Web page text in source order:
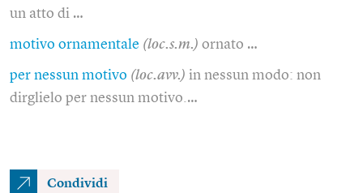
un atto di …
motivo ornamentale (loc.s.m.) ornato …
per nessun motivo (loc.avv.) in nessun modo: non
dirglielo per nessun motivo.…
Condividi